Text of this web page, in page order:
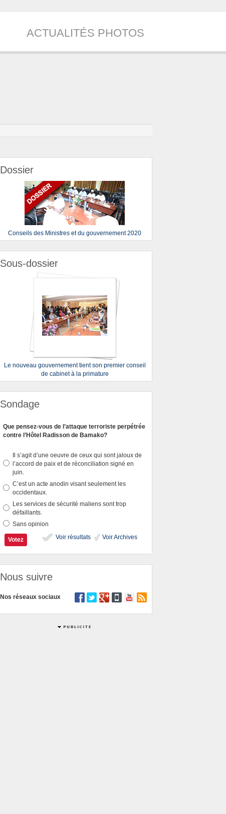
ACTUALITÉS PHOTOS
Dossier
Conseils des Ministres et du gouvernement 2020
Sous-dossier
Le nouveau gouvernement tient son premier conseil
de cabinet à la primature
Sondage
Que pensez-vous de l’attaque terroriste perpétrée
contre l’Hôtel Radisson de Bamako?
Il s’agit d’une oeuvre de ceux qui sont jaloux de
l’accord de paix et de réconciliation signé en
juin.
C’est un acte anodin visant seulement les
occidentaux.
Les services de sécurité maliens sont trop
défaillants.
Sans opinion
Voir résultats
Voir Archives
Nous suivre
Nos réseaux sociaux